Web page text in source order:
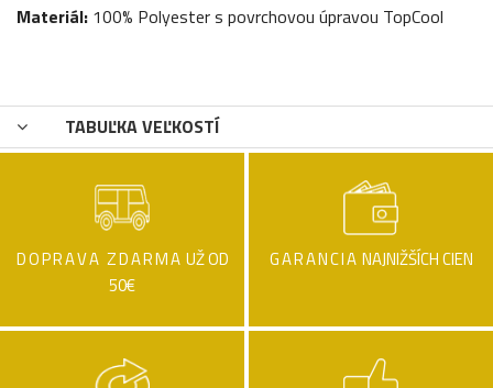
Materiál: 100% Polyester s povrchovou úpravou TopCool
TABUĽKA VEĽKOSTÍ
DOPRAVA ZDARMA UŽ OD
50€
GARANCIA NAJNIŽŠÍCH CIEN